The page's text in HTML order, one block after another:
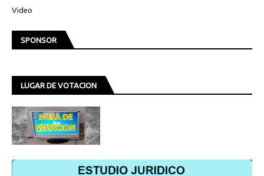
Video
SPONSOR
LUGAR DE VOTACION